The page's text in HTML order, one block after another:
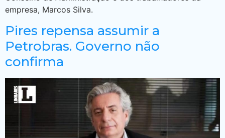
empresa, Marcos Silva.
Pires repensa assumir a
Petrobras. Governo não
confirma